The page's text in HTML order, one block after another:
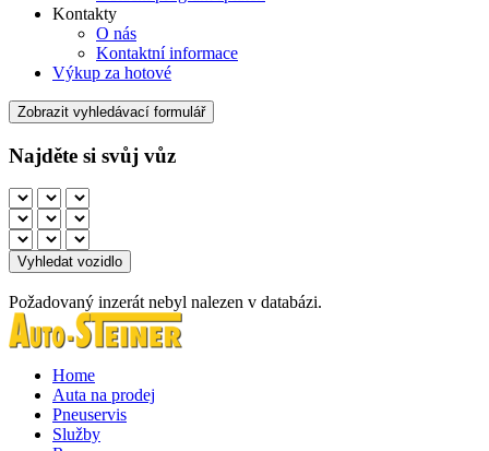
Kontakty
O nás
Kontaktní informace
Výkup za hotové
Zobrazit vyhledávací formulář
Najděte si svůj vůz
Požadovaný inzerát nebyl nalezen v databázi.
Home
Auta na prodej
Pneuservis
Služby